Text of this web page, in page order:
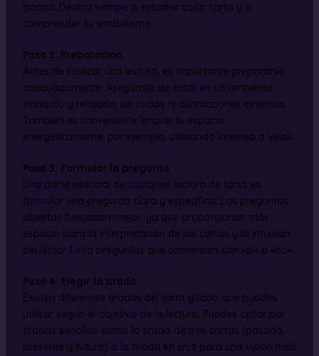
baraja. Dedica tiempo a estudiar cada carta y a
comprender su simbolismo.
Paso 2: Preparación
Antes de realizar una lectura, es importante prepararse
adecuadamente. Asegúrate de estar en un ambiente
tranquilo y relajado, sin ruidos ni distracciones externas.
También es conveniente limpiar tu espacio
energéticamente, por ejemplo, utilizando incienso o velas.
Paso 3: Formular la pregunta
Una parte esencial de cualquier lectura de tarot es
formular una pregunta clara y específica. Las preguntas
abiertas funcionan mejor, ya que proporcionan más
espacio para la interpretación de las cartas y la intuición
del lector. Evita preguntas que comiencen con «sí» o «no».
Paso 4: Elegir la tirada
Existen diferentes tiradas del tarot gitano que puedes
utilizar según el objetivo de la lectura. Puedes optar por
tiradas sencillas como la tirada de tres cartas (pasado,
presente y futuro) o la tirada en cruz para una visión más